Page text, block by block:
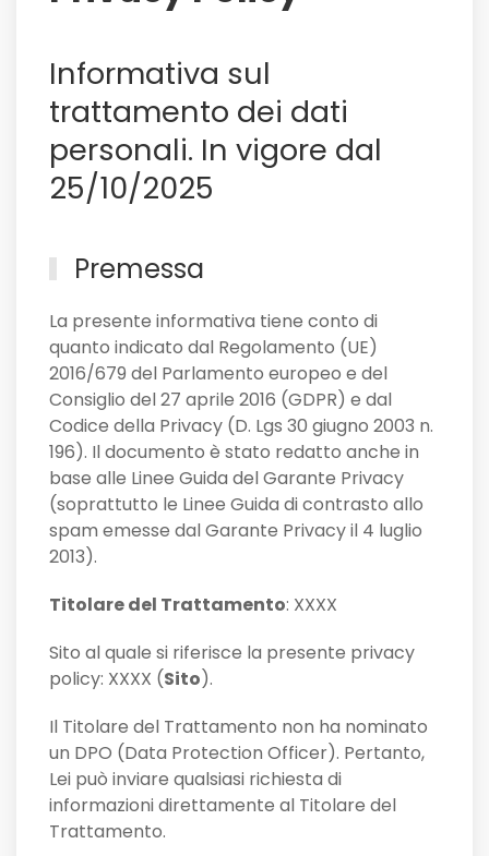
Informativa sul
trattamento dei dati
personali. In vigore dal
25/10/2025
Premessa
La presente informativa tiene conto di
quanto indicato dal Regolamento (UE)
2016/679 del Parlamento europeo e del
Consiglio del 27 aprile 2016 (GDPR) e dal
Codice della Privacy (D. Lgs 30 giugno 2003 n.
196). Il documento è stato redatto anche in
base alle Linee Guida del Garante Privacy
(soprattutto le Linee Guida di contrasto allo
spam emesse dal Garante Privacy il 4 luglio
2013).
Titolare del Trattamento: XXXX
Sito al quale si riferisce la presente privacy
policy: XXXX (Sito).
Il Titolare del Trattamento non ha nominato
un DPO (Data Protection Officer). Pertanto,
Lei può inviare qualsiasi richiesta di
informazioni direttamente al Titolare del
Trattamento.